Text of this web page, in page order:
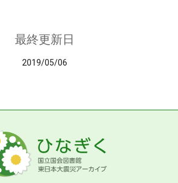
最終更新日
2019/05/06